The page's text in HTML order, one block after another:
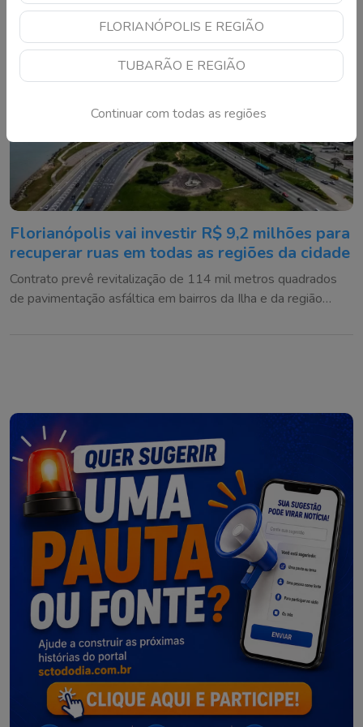
FLORIANÓPOLIS E REGIÃO
TUBARÃO E REGIÃO
Continuar com todas as regiões
Florianópolis vai investir R$ 9,2 milhões para
recuperar ruas em todas as regiões da cidade
Contrato prevê revitalização de 114 mil metros quadrados
de pavimentação asfáltica em bairros da Ilha e da região